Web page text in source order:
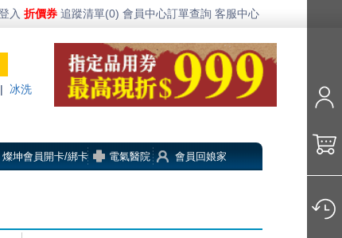
入 折價券 追蹤清單(0) 會員中心訂單查詢 客服中心
冰洗
燦坤會員開卡/綁卡 電氣醫院 會員回娘家